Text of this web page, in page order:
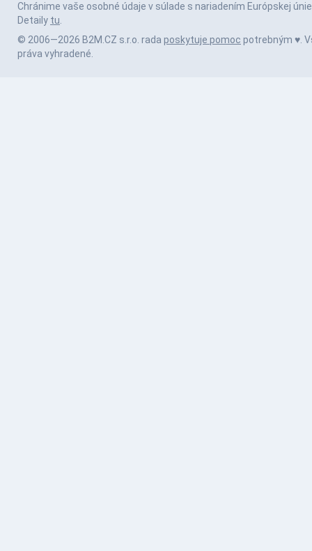
Chránime vaše osobné údaje v súlade s nariadením Európskej únie
Detaily tu.
© 2006—2026 B2M.CZ s.r.o. rada poskytuje pomoc potrebným ♥️.
práva vyhradené.